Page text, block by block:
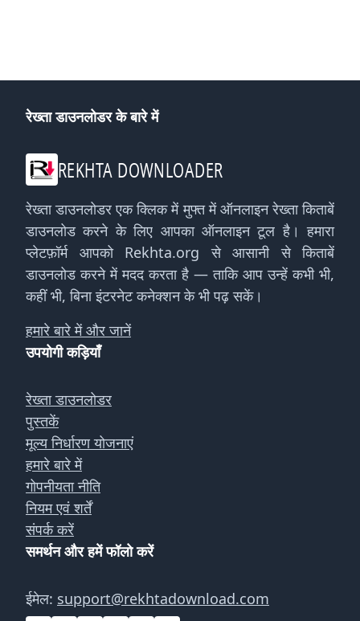
रेख्ता डाउनलोडर के बारे में
REKHTA DOWNLOADER
रेख्ता डाउनलोडर एक क्लिक में मुफ्त में ऑनलाइन रेख्ता किताबें
डाउनलोड करने के लिए आपका ऑनलाइन टूल है। हमारा
प्लेटफ़ॉर्म आपको Rekhta.org से आसानी से किताबें
डाउनलोड करने में मदद करता है — ताकि आप उन्हें कभी भी,
कहीं भी, बिना इंटरनेट कनेक्शन के भी पढ़ सकें।
हमारे बारे में और जानें
उपयोगी कड़ियाँ
रेख्ता डाउनलोडर
पुस्तकें
मूल्य निर्धारण योजनाएं
हमारे बारे में
गोपनीयता नीति
नियम एवं शर्तें
संपर्क करें
समर्थन और हमें फॉलो करें
ईमेल: support@rekhtadownload.com